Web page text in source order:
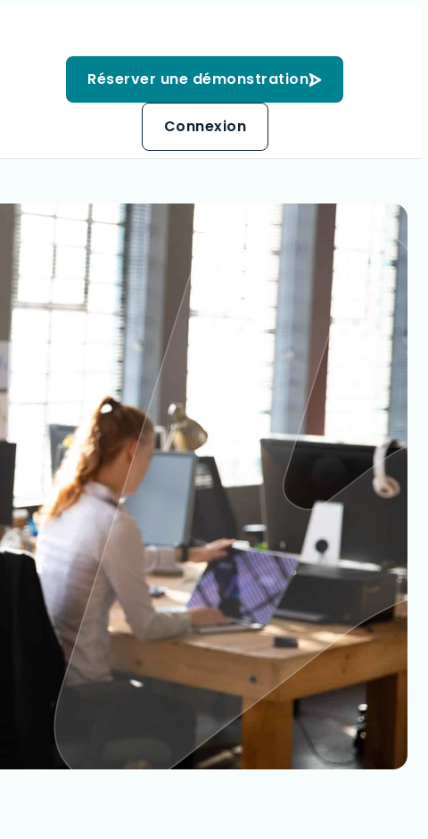
Réserver une démonstration
Connexion